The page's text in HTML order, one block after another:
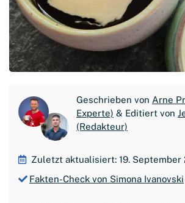
Geschrieben von Arne
Experte) & Editiert von
(Redakteur)
Zuletzt aktualisiert: 19. September
Fakten-Check von Simona Ivanovski